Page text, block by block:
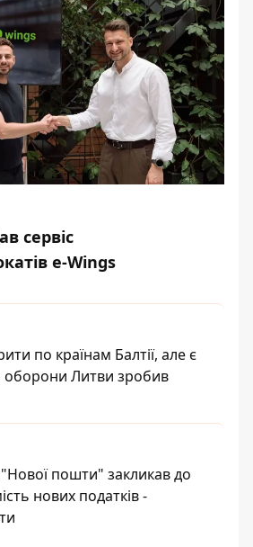
сервіс
e-Wings
по країнам Балтії, але є
оборони Литви зробив
пошти" закликав до
нових податків -